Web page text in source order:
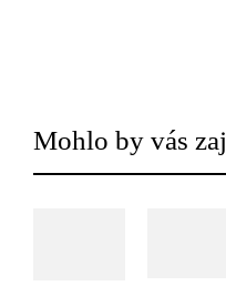
Mohlo by vás